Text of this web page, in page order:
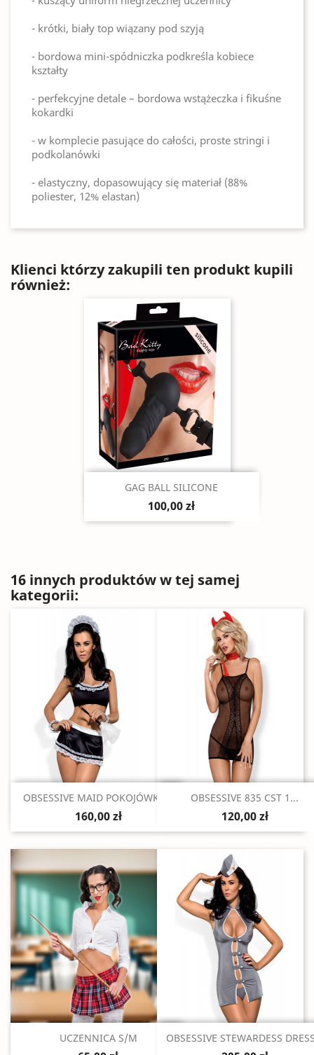
- krótki, biały top wiązany pod szyją
- bordowa mini-spódniczka podkreśla kobiece
kształty
- perfekcyjne detale – bordowa wstążeczka i fikuśne
kokardki
- w komplecie pasujące do całości, proste stringi i
podkolanówki
- elastyczny, dopasowujący się materiał (88%
poliester, 12% elastan)
Klienci którzy zakupili ten produkt kupili
również:
Szybki podgląd
GAG BALL SILICONE
100,00 zł
16 innych produktów w tej samej
kategorii:
Szybki podgląd
OBSESSIVE MAID POKOJÓWKA...
160,00 zł
Szybki podgląd
OBSESSIVE 835 CST 1...
120,00 zł
Szybki podgląd
UCZENNICA S/M Szybki podgląd
OBSESSIVE STEWARDESS